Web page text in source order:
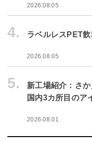
2026.08.05
4. ラベルレスPET
2026.08.05
5.
新工場紹介：さ
国内3カ所目のア
2026.08.01